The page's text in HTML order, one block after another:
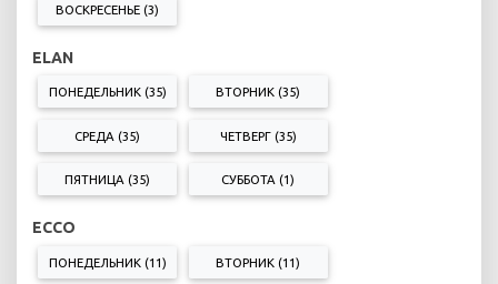
ВОСКРЕСЕНЬЕ (3)
ELAN
ПОНЕДЕЛЬНИК (35) ВТОРНИК (35)
СРЕДА (35) ЧЕТВЕРГ (35)
ПЯТНИЦА (35) СУББОТА (1)
ECCO
ПОНЕДЕЛЬНИК (11) ВТОРНИК (11)